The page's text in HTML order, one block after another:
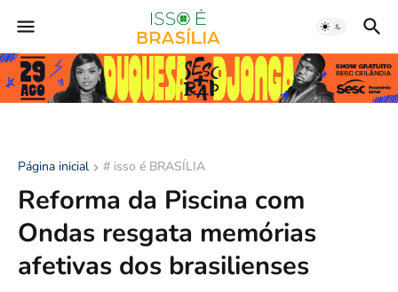
Página inicial # isso é BRASÍLIA
Reforma da Piscina com
Ondas resgata memórias
afetivas dos brasilienses